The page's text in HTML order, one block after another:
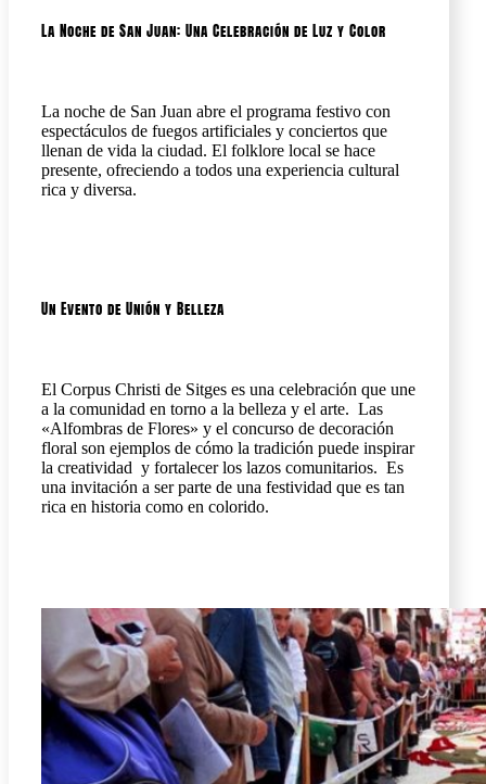
La Noche de San Juan: Una Celebración de Luz y Color
La noche de San Juan abre el programa festivo con
espectáculos de fuegos artificiales y conciertos que
llenan de vida la ciudad. El folklore local se hace
presente, ofreciendo a todos una experiencia cultural
rica y diversa.
Un Evento de Unión y Belleza
El Corpus Christi de Sitges es una celebración que une
a la comunidad en torno a la belleza y el arte. Las
«Alfombras de Flores» y el concurso de decoración
floral son ejemplos de cómo la tradición puede inspirar
la creatividad y fortalecer los lazos comunitarios. Es
una invitación a ser parte de una festividad que es tan
rica en historia como en colorido.